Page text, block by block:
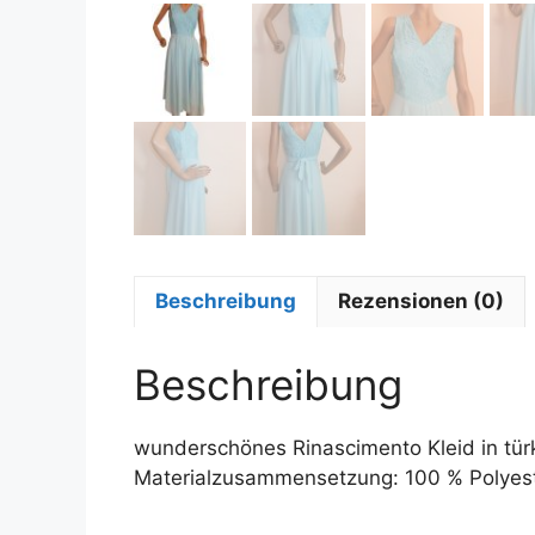
Beschreibung Rezensionen (0)
Beschreibung
wunderschönes Rinascimento Kleid in
Materialzusammensetzung: 100 %